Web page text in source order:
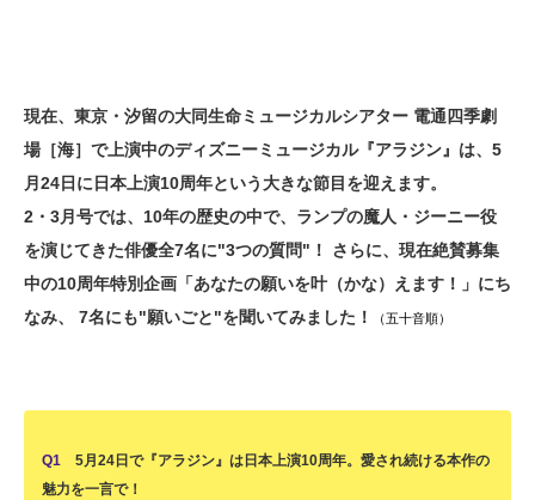
現在、東京・汐留の大同生命ミュージカルシアター 電通四季劇
場［海］で上演中のディズニーミュージカル『アラジン』は、5
月24日に日本上演10周年という大きな節目を迎えます。
2・3月号では、10年の歴史の中で、ランプの魔人・ジーニー役
を演じてきた俳優全7名に"3つの質問"！ さらに、現在絶賛募集
中の10周年特別企画「あなたの願いを叶（かな）えます！」にち
なみ、 7名にも"願いごと"を聞いてみました！
（五十音順）
Q1 5月24日で『アラジン』は日本上演10周年。愛され続ける本作の
魅力を一言で！